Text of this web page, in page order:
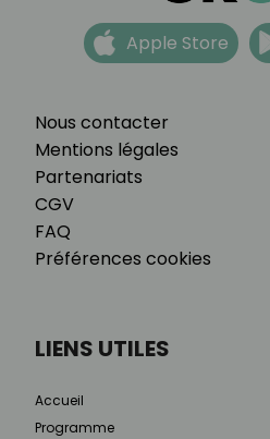
Nous contacter
Mentions légales
Partenariats
CGV
FAQ
Préférences cookies
Apple Store
LIENS UTILES
Accueil
Programme